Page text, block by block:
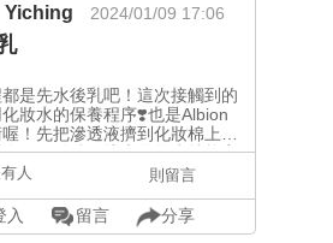
Yiching 2024/01/09 17:06
是先水後乳吧！這次接觸到的
妝水的保養程序❣️也是Albion
！先把滲透液擠到化妝棉上用
臉，後續再擦上化妝水就能完
～擦完滲透乳臉上清爽不黏膩外
#乳液先行 #先乳後水
人 則留言
入 留言 分享